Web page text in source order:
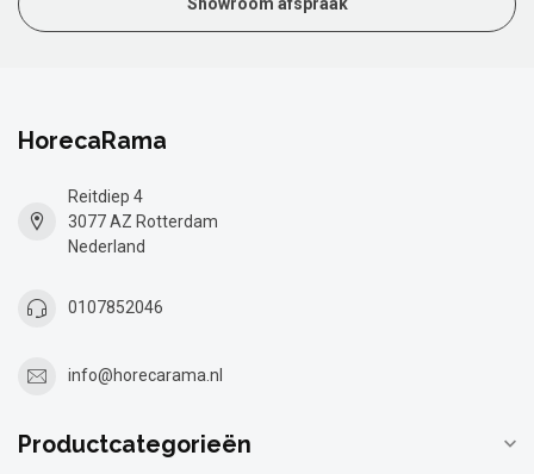
HorecaRama
Reitdiep 4
3077 AZ Rotterdam
Nederland
0107852046
info@horecarama.nl
Productcategorieën